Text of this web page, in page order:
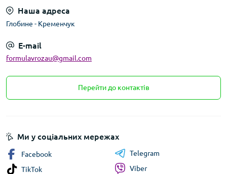
Наша адреса
Глобине - Кременчук
E-mail
formulavrozau@gmail.com
Перейти до контактів
Ми у соціальних мережах
Facebook
TikTok
Telegram
Viber